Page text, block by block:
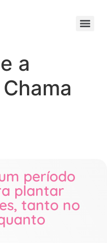
a
período
plantar
tanto no